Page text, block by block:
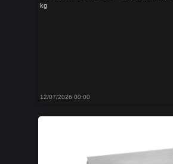
kg
12/07/2026 00:00